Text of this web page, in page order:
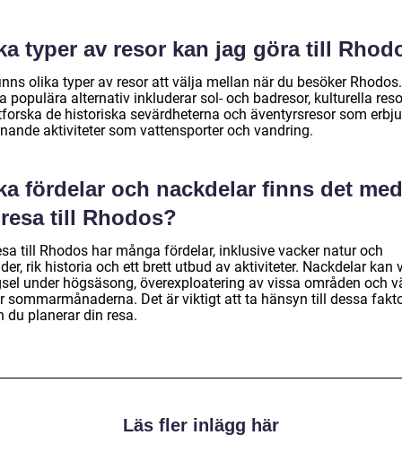
typer av resor kan jag göra till
olika typer av resor att välja mellan när du besöker Rhodos.
populära alternativ inkluderar sol- och badresor, kulturella
de historiska sevärdheterna och äventyrsresor som
aktiviteter som vattensporter och vandring.
fördelar och nackdelar finns det med
till Rhodos?
till Rhodos har många fördelar, inklusive vacker natur och
rik historia och ett brett utbud av aktiviteter. Nackdelar kan
under högsäsong, överexploatering av vissa områden och
sommarmånaderna. Det är viktigt att ta hänsyn till dessa
du planerar din resa.
Läs fler inlägg här